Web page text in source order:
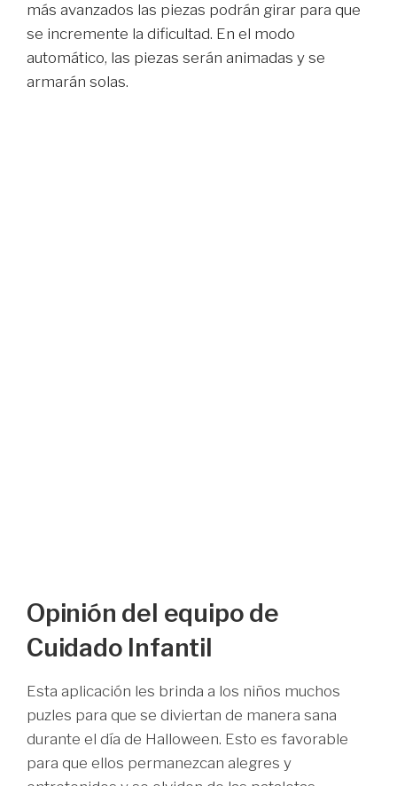
más avanzados las piezas podrán girar para que
se incremente la dificultad. En el modo
automático, las piezas serán animadas y se
armarán solas.
Opinión del equipo de
Cuidado Infantil
Esta aplicación les brinda a los niños muchos
puzles para que se diviertan de manera sana
durante el día de Halloween. Esto es favorable
para que ellos permanezcan alegres y